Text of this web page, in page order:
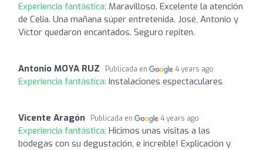
Experiencia fantástica: Maravilloso. Excelente la atención
de Celia. Una mañana súper entretenida. José, Antonio y
Víctor quedaron encantados. Seguro repiten.
Antonio MOYA RUZ Publicada en 4 years ago
Experiencia fantástica: Instalaciones espectaculares
Vicente Aragón Publicada en 4 years ago
Experiencia fantástica: Hicimos unas visitas a las
bodegas con su degustación, e increíble! Explicación y